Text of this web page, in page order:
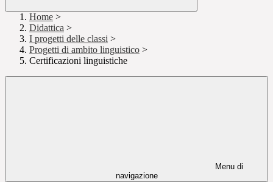
Home >
Didattica >
I progetti delle classi >
Progetti di ambito linguistico >
Certificazioni linguistiche
Menu di
navigazione